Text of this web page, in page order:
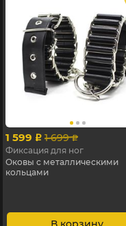
1 599 p 1 699 p
Фиксация для ног
Оковы с металлическими
кольцами